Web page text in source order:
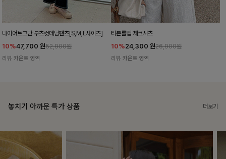
다이어트그만 부츠컷데님팬츠[S,M,L사이즈]
10%47,700 원52,900원
리뷰 카운트 영역
티븐롤업 체크셔츠
10%24,300 원26,900원
리뷰 카운트 영역
놓치기 아까운 특가 상품 더보기